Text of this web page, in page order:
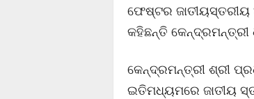
ଫେଷ୍ଟର
କହିଛନ୍ତି କେନ୍ଦ୍ରମନ୍ତ୍ରୀ
କେନ୍ଦ୍ରମନ୍ତ୍ରୀ ଶ୍ରୀ
ଇତିମଧ୍ୟମରେ ଜାତୀୟ